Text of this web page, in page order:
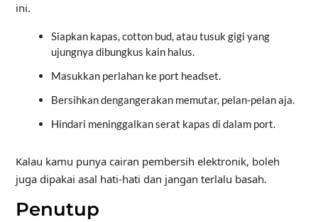
ini.
Siapkan kapas, cotton bud, atau tusuk gigi yang
ujungnya dibungkus kain halus.
Masukkan perlahan ke port headset.
Bersihkan dengangerakan memutar, pelan-pelan aja.
Hindari meninggalkan serat kapas di dalam port.
Kalau kamu punya cairan pembersih elektronik, boleh
juga dipakai asal hati-hati dan jangan terlalu basah.
Penutup